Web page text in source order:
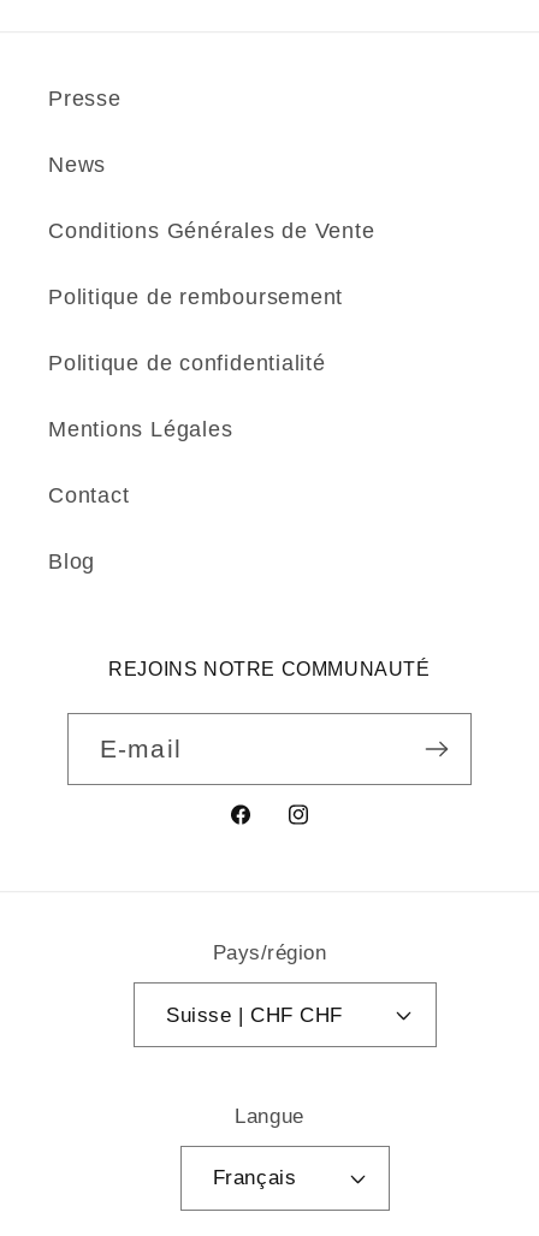
Presse
News
Conditions Générales de Vente
Politique de remboursement
Politique de confidentialité
Mentions Légales
Contact
Blog
REJOINS NOTRE COMMUNAUTÉ
E-mail
FacebookInstagram
Pays/région
Suisse | CHF CHF
Langue
Français